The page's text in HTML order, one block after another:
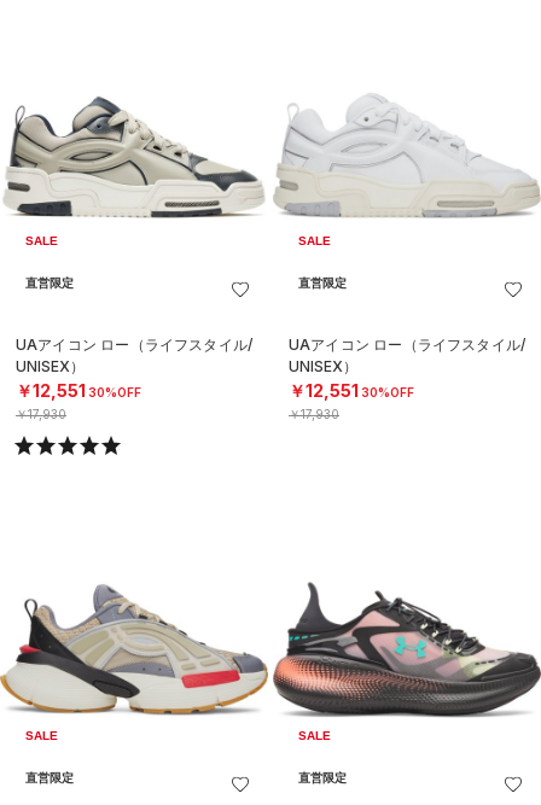
SALE
直営限定
UAアイコン ロー（ライフスタイル/
UNISEX）
￥12,551 30%OFF
￥17,930
SALE
直営限定
UAアイコン ロー（ライフスタイル/
UNISEX）
￥12,551 30%OFF
￥17,930
SALE
直営限定
SALE
直営限定